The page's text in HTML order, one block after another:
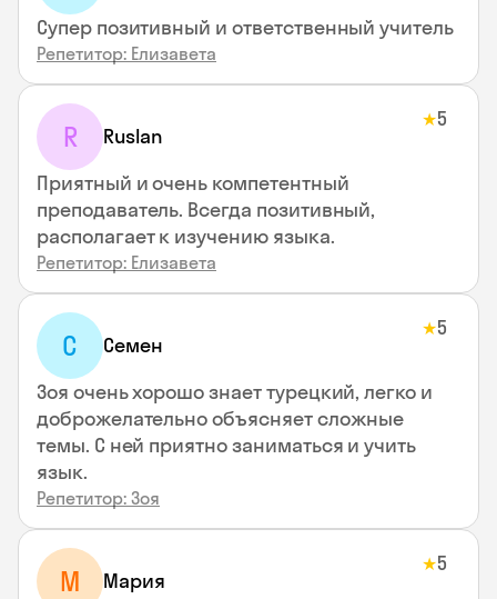
Супер позитивный и ответственный учитель
Репетитор: Елизавета
R Ruslan
★5
Приятный и очень компетентный
преподаватель. Всегда позитивный,
располагает к изучению языка.
Репетитор: Елизавета
С Семен
★5
Зоя очень хорошо знает турецкий, легко и
доброжелательно объясняет сложные
темы. С ней приятно заниматься и учить
язык.
Репетитор: Зоя
М Мария
★5